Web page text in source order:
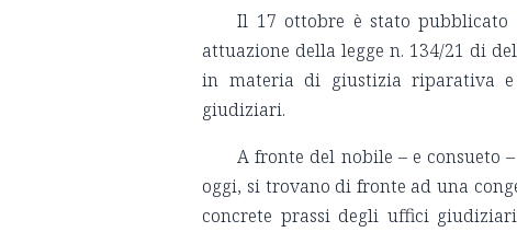
Il 17 ottobre è stato pubblicato
attuazione della legge n. 134/21 di
in materia di giustizia riparativa e
giudiziari.
A fronte del nobile – e
oggi, si trovano di fronte ad una
concrete prassi degli uffici